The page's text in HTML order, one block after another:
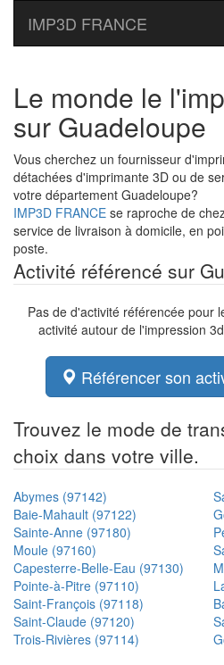
IMP3D FRANCE
Le monde le
sur Guadeloupe
Vous cherchez un fournisseur
détachées d'imprimante 3D ou de
votre département Guadeloupe?
IMP3D FRANCE se raproche de
service de livraison à domicile, en
poste.
Activité référencé sur
Pas de d'activité référencée pour
activité autour de l'impression 3d
Référencer son
Trouvez le mode de
choix dans votre ville.
Abymes (97142)
Baie-Mahault (97122)
Sainte-Anne (97180)
Moule (97160)
Capesterre-Belle-Eau (97130)
Pointe-à-Pitre (97110)
Saint-François (97118)
Saint-Claude (97120)
Trois-Rivières (97114)